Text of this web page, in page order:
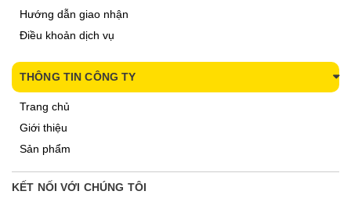
Hướng dẫn giao nhận
Điều khoản dịch vụ
THÔNG TIN CÔNG TY
Trang chủ
Giới thiệu
Sản phẩm
KẾT NỐI VỚI CHÚNG TÔI